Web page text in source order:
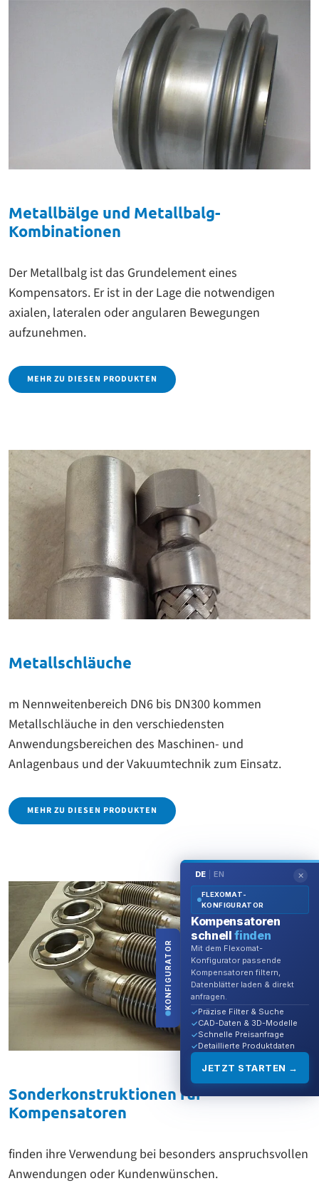
Metallbälge und Metallbalg-
Kombinationen
Der Metallbalg ist das Grundelement eines
Kompensators. Er ist in der Lage die notwendigen
axialen, lateralen oder angularen Bewegungen
aufzunehmen.
MEHR ZU DIESEN PRODUKTEN
Metallschläuche
m Nennweitenbereich DN6 bis DN300 kommen
Metallschläuche in den verschiedensten
Anwendungsbereichen des Maschinen- und
Anlagenbaus und der Vakuumtechnik zum Einsatz.
MEHR ZU DIESEN PRODUKTEN
Sonderkonstruktionen für
Kompensatoren
finden ihre Verwendung bei besonders anspruchsvollen
Anwendungen oder Kundenwünschen.
KONFIGURATOR
DE EN ✕
FLEXOMAT-
KONFIGURATOR
Kompensatoren
schnellfinden
Mit dem Flexomat-
Konfigurator passende
Kompensatoren filtern,
Datenblätter laden & direkt
anfragen.
Präzise Filter & Suche
CAD-Daten & 3D-Modelle
Schnelle Preisanfrage
Detaillierte Produktdaten
JETZT STARTEN →